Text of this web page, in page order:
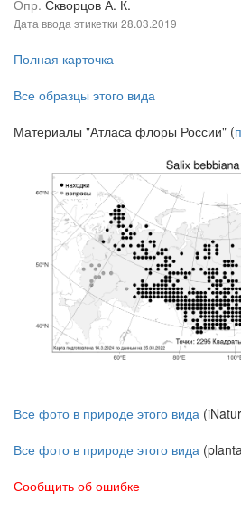
Опр. Скворцов А. К.
Дата ввода этикетки 28.03.2019
Полная карточка
Все образцы этого вида
Материалы "Атласа флоры России" (
Все фото в природе этого вида
Все фото в природе этого вида
Сообщить об ошибке